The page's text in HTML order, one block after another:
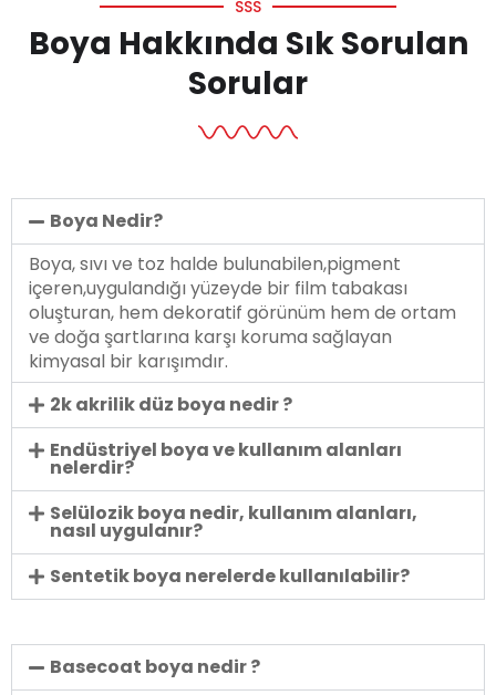
SSS
Boya Hakkında Sık Sorulan
Sorular
Boya Nedir?
Boya, sıvı ve toz halde bulunabilen,pigment
içeren,uygulandığı yüzeyde bir film tabakası
oluşturan, hem dekoratif görünüm hem de ortam
ve doğa şartlarına karşı koruma sağlayan
kimyasal bir karışımdır.
2k akrilik düz boya nedir ?
Endüstriyel boya ve kullanım alanları
nelerdir?
Selülozik boya nedir, kullanım alanları,
nasıl uygulanır?
Sentetik boya nerelerde kullanılabilir?
Basecoat boya nedir ?